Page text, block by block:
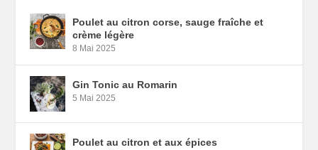
Poulet au citron corse, sauge fraîche et
crème légère
8 Mai 2025
Gin Tonic au Romarin
5 Mai 2025
Poulet au citron et aux épices